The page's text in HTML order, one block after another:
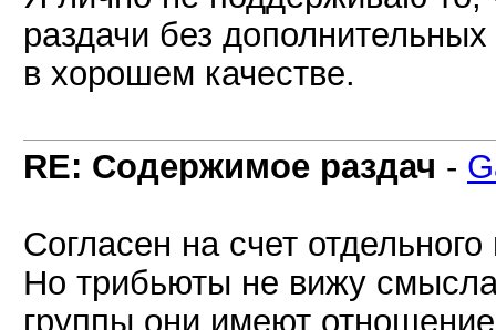
раздачи без
в хорошем качестве.
RE: Содержимое раздач -
Согласен на счет
Но трибьюты не вижу смысла
группы они имеют